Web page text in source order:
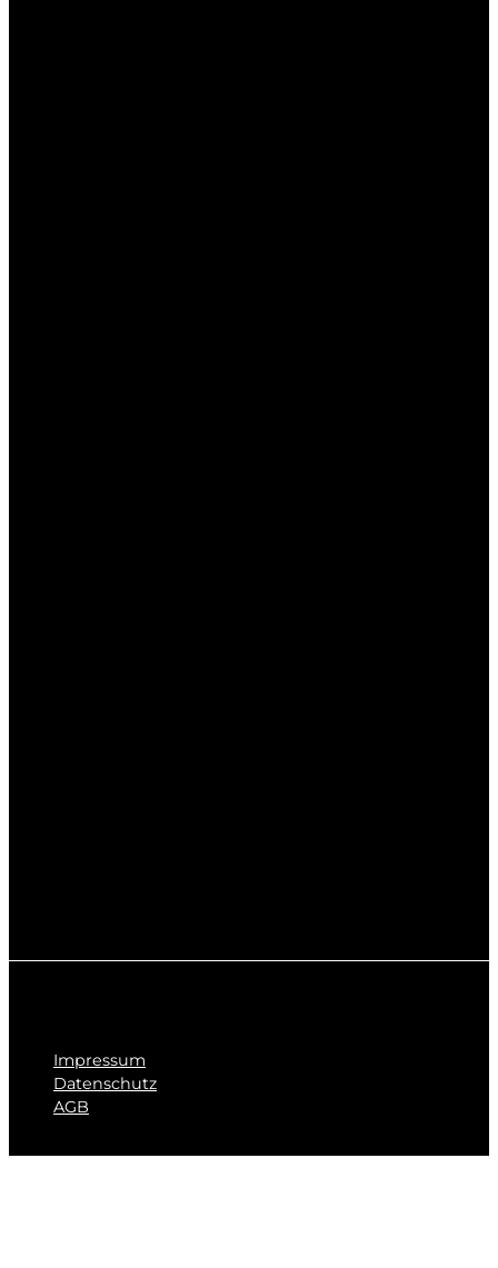
Impressum
Datenschutz
AGB